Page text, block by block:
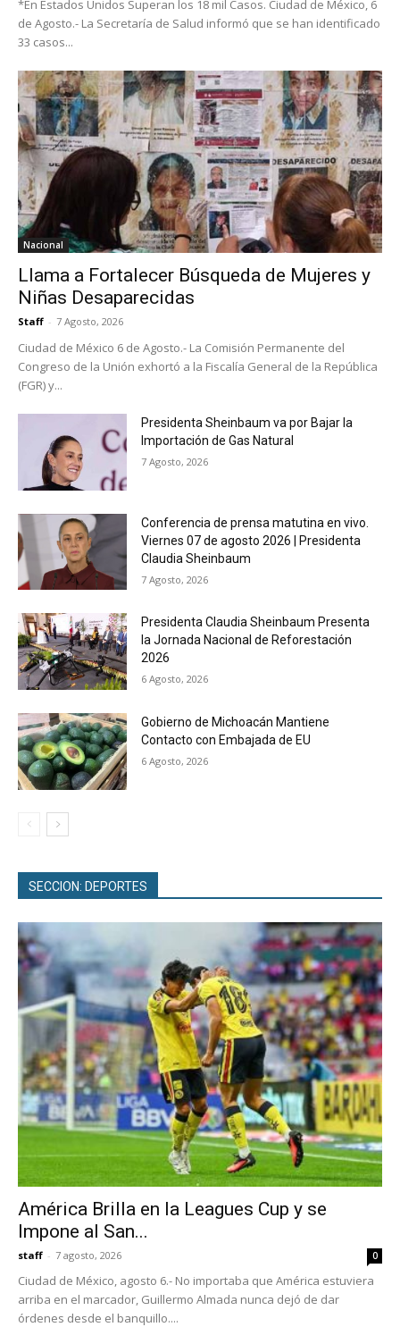
*En Estados Unidos Superan los 18 mil Casos. Ciudad de México, 6
de Agosto.- La Secretaría de Salud informó que se han identificado
33 casos...
Nacional
Llama a Fortalecer Búsqueda de Mujeres y
Niñas Desaparecidas
Staff - 7 Agosto, 2026
Ciudad de México 6 de Agosto.- La Comisión Permanente del
Congreso de la Unión exhortó a la Fiscalía General de la República
(FGR) y...
Presidenta Sheinbaum va por Bajar la
Importación de Gas Natural
7 Agosto, 2026
Conferencia de prensa matutina en vivo.
Viernes 07 de agosto 2026 | Presidenta
Claudia Sheinbaum
7 Agosto, 2026
Presidenta Claudia Sheinbaum Presenta
la Jornada Nacional de Reforestación
2026
6 Agosto, 2026
Gobierno de Michoacán Mantiene
Contacto con Embajada de EU
6 Agosto, 2026
SECCION: DEPORTES
América Brilla en la Leagues Cup y se
Impone al San...
staff - 7 agosto, 2026 0
Ciudad de México, agosto 6.- No importaba que América estuviera
arriba en el marcador, Guillermo Almada nunca dejó de dar
órdenes desde el banquillo....